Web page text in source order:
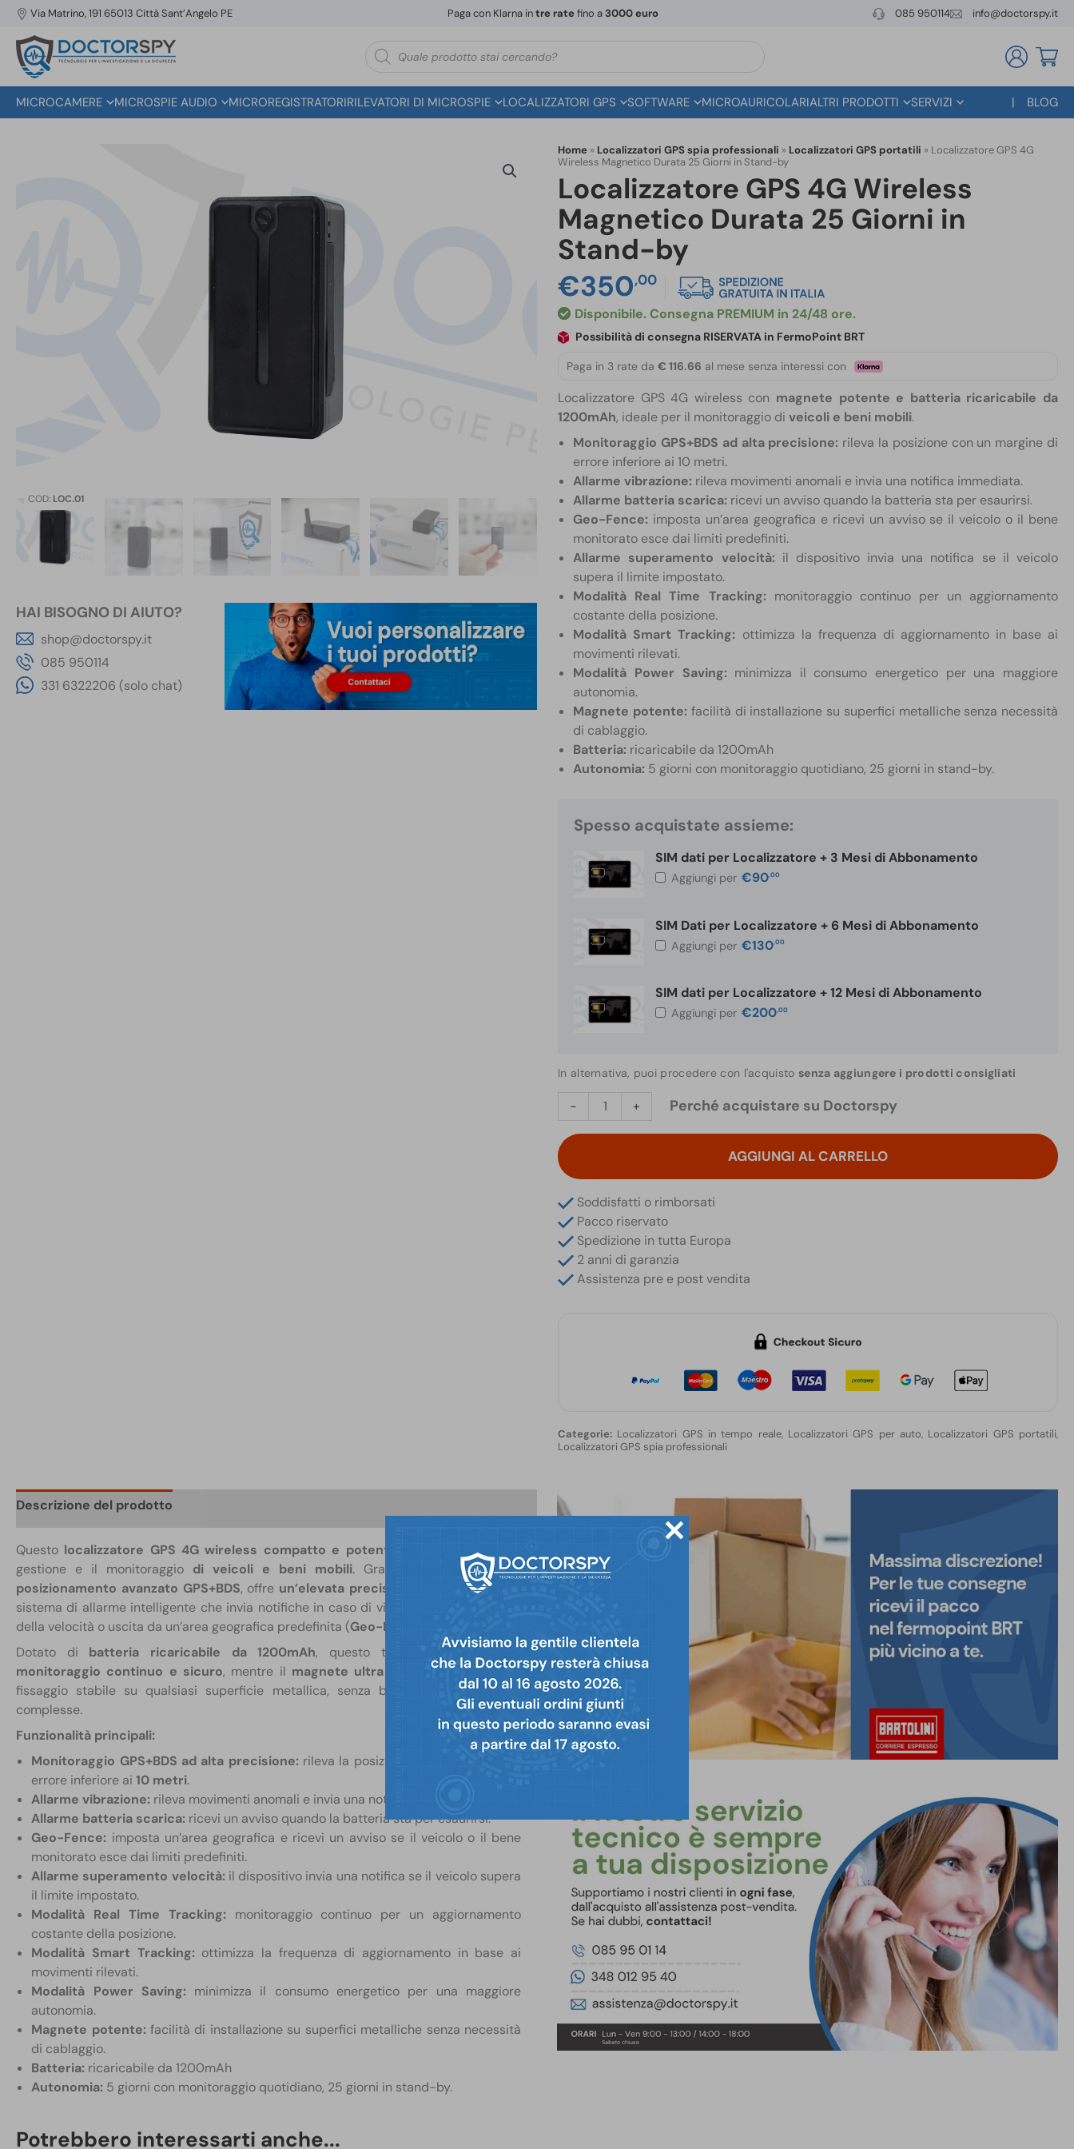
Via Matrino, 191 65013 Città Sant’Angelo PE Paga con Klarna intre ratefino a3000 euro 085 950114 info@doctorspy.it
Ricerca
prodotti
MICROCAMERE MICROSPIE AUDIO MICROREGISTRATORIRILEVATORI DI MICROSPIE LOCALIZZATORI GPS SOFTWARE MICROAURICOLARIALTRI PRODOTTI SERVIZI BLOG
COD: LOC.01
HAI BISOGNO DI AIUTO?
shop@doctorspy.it
085 950114
331 6322206 (solo chat)
Home » Localizzatori GPS spia professionali » Localizzatori GPS portatili » Localizzatore GPS 4G
Wireless Magnetico Durata 25 Giorni in Stand-by
Localizzatore GPS 4G Wireless
Magnetico Durata 25 Giorni in
Stand-by
€350,00
Disponibile
Possibilità di consegna RISERVATA in FermoPoint BRT
Paga in 3 rate da€ 116.66 al mese senza interessi con
Localizzatore GPS 4G wireless con magnete potente e batteria ricaricabile da
1200mAh, ideale per il monitoraggio diveicoli e beni mobili.
Monitoraggio GPS+BDS ad alta precisione: rileva la posizione con un margine di
errore inferiore ai 10 metri.
Allarme vibrazione: rileva movimenti anomali e invia una notifica immediata.
Allarme batteria scarica: ricevi un avviso quando la batteria sta per esaurirsi.
Geo-Fence: imposta un’area geografica e ricevi un avviso se il veicolo o il bene
monitorato esce dai limiti predefiniti.
Allarme superamento velocità: il dispositivo invia una notifica se il veicolo
supera il limite impostato.
Modalità Real Time Tracking: monitoraggio continuo per un aggiornamento
costante della posizione.
Modalità Smart Tracking: ottimizza la frequenza di aggiornamento in base ai
movimenti rilevati.
Modalità Power Saving: minimizza il consumo energetico per una maggiore
autonomia.
Magnete potente: facilità di installazione su superfici metalliche senza necessità
di cablaggio.
Batteria: ricaricabile da 1200mAh
Autonomia: 5 giorni con monitoraggio quotidiano, 25 giorni in stand-by.
Spesso acquistate assieme:
SIM dati per Localizzatore + 3 Mesi di Abbonamento
Aggiungi per €90,00
SIM Dati per Localizzatore + 6 Mesi di Abbonamento
Aggiungi per €130,00
SIM dati per Localizzatore + 12 Mesi di Abbonamento
Aggiungi per €200,00
In alternativa, puoi procedere con l'acquisto senza aggiungere i prodotti consigliati
-
Localizzatore
4G
Wireless
Magnetico
Durata
25
Giorni
in
Stand-
+
AGGIUNGI AL CARRELLO
Perché acquistare su Doctorspy
Soddisfatti o rimborsati
Pacco riservato
Spedizione in tutta Europa
2 anni di garanzia
Assistenza pre e post vendita
Localizzatori GPS in tempo reale, Localizzatori GPS per auto, Localizzatori GPS portatili,
Localizzatori GPS spia professionali
Descrizione del prodotto
Questo localizzatore GPS 4G wireless compatto e potente
è progettato per la
gestione e il monitoraggio di veicoli e beni mobili. Grazie alla tecnologia di
posizionamento avanzato GPS+BDS, offre un’elevata precisione (<10 metri)e un
sistema di allarme intelligente che invia notifiche in caso di vibrazione, superamento
della velocità o uscita da un’area geografica predefinita (Geo-Fence
Dotato di batteria ricaricabile da 1200mAh, questo tracker garantisce un
monitoraggio continuo e sicuro, mentre il magnete ultra potenteconsente un
fissaggio stabile su qualsiasi superficie metallica, senza bisogno di installazioni
complesse.
Funzionalità principali:
Monitoraggio GPS+BDS ad alta precisione: rileva la posizione con un margine di
errore inferiore ai10 metri.
Allarme vibrazione: rileva movimenti anomali e invia una notifica immediata.
Allarme batteria scarica: ricevi un avviso quando la batteria sta per esaurirsi.
Geo-Fence: imposta un’area geografica e ricevi un avviso se il veicolo o il bene
monitorato esce dai limiti predefiniti.
Allarme superamento velocità: il dispositivo invia una notifica se il veicolo supera
il limite impostato.
Modalità Real Time Tracking: monitoraggio continuo per un aggiornamento
costante della posizione.
Modalità Smart Tracking: ottimizza la frequenza di aggiornamento in base ai
movimenti rilevati.
Modalità Power Saving: minimizza il consumo energetico per una maggiore
autonomia.
Magnete potente: facilità di installazione su superfici metalliche senza necessità
di cablaggio.
Batteria: ricaricabile da 1200mAh
Autonomia: 5 giorni con monitoraggio quotidiano, 25 giorni in stand-by.
Monitoraggio di veicoli aziendali:controlla in tempo reale la posizione dei tuoi
Potrebbero interessarti anche...